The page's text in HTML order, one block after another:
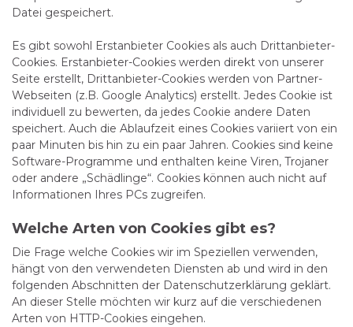
Datei gespeichert.
Es gibt sowohl Erstanbieter Cookies als auch Drittanbieter-
Cookies. Erstanbieter-Cookies werden direkt von unserer
Seite erstellt, Drittanbieter-Cookies werden von Partner-
Webseiten (z.B. Google Analytics) erstellt. Jedes Cookie ist
individuell zu bewerten, da jedes Cookie andere Daten
speichert. Auch die Ablaufzeit eines Cookies variiert von ein
paar Minuten bis hin zu ein paar Jahren. Cookies sind keine
Software-Programme und enthalten keine Viren, Trojaner
oder andere „Schädlinge“. Cookies können auch nicht auf
Informationen Ihres PCs zugreifen.
Welche Arten von Cookies gibt es?
Die Frage welche Cookies wir im Speziellen verwenden,
hängt von den verwendeten Diensten ab und wird in den
folgenden Abschnitten der Datenschutzerklärung geklärt.
An dieser Stelle möchten wir kurz auf die verschiedenen
Arten von HTTP-Cookies eingehen.